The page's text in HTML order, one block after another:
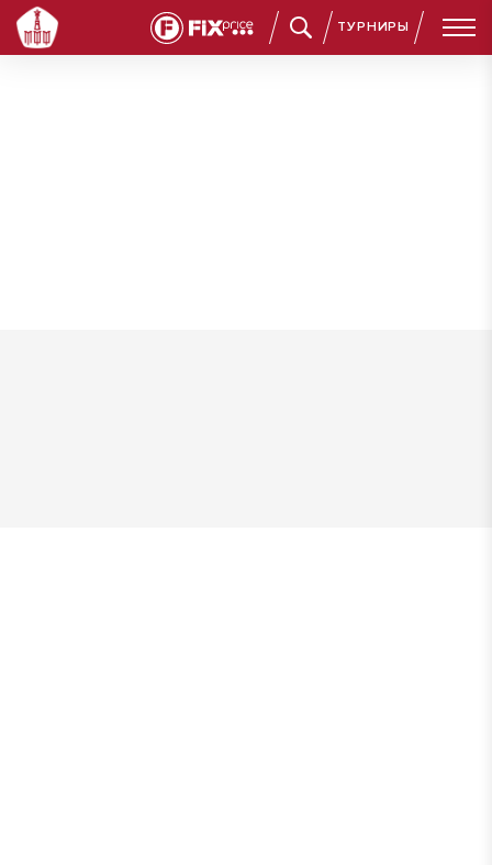
ТУРНИРЫ